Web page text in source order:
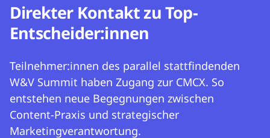
Direkter Kontakt zu Top-
Entscheider:innen
Teilnehmer:innen des parallel stattfindenden
W&V Summit haben Zugang zur CMCX. So
entstehen neue Begegnungen zwischen
Content-Praxis und strategischer
Marketingverantwortung.